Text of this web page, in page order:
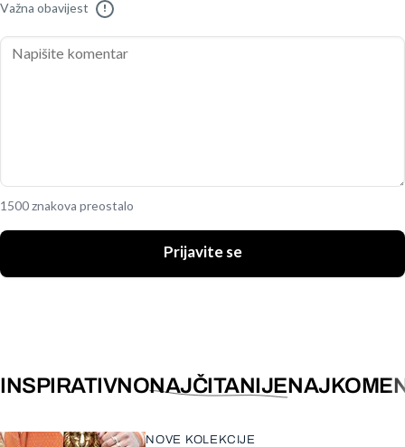
Važna obavijest !
1500 znakova preostalo
Prijavite se
INSPIRATIVNONAJČITANIJE
NOVE KOLEKCIJE